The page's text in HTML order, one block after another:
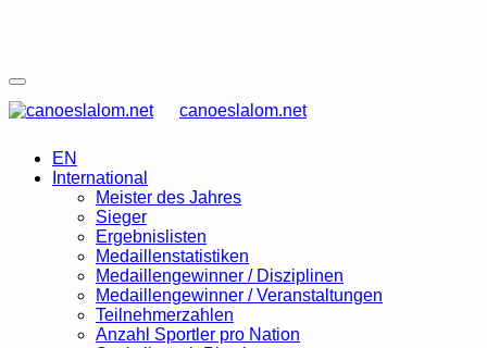
canoeslalom.net
EN
International
Meister des Jahres
Sieger
Ergebnislisten
Medaillenstatistiken
Medaillengewinner / Disziplinen
Medaillengewinner / Veranstaltungen
Teilnehmerzahlen
Anzahl Sportler pro Nation